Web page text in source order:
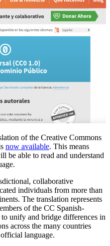
of the Creative Commons
now available. This means
be able to read and understand
collaborative
individuals from more than
The translation represents
of the CC Spanish-
unify and bridge differences in
across the many countries
language.